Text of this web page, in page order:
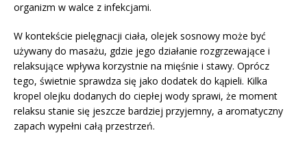
organizm w walce z infekcjami.
W kontekście pielęgnacji ciała, olejek sosnowy może być
używany do masażu, gdzie jego działanie rozgrzewające i
relaksujące wpływa korzystnie na mięśnie i stawy. Oprócz
tego, świetnie sprawdza się jako dodatek do kąpieli. Kilka
kropel olejku dodanych do ciepłej wody sprawi, że moment
relaksu stanie się jeszcze bardziej przyjemny, a aromatyczny
zapach wypełni całą przestrzeń.